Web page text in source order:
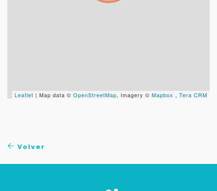
Leaflet | Map data © OpenStreetMap, Imagery © Mapbox , Tera CRM
Volver